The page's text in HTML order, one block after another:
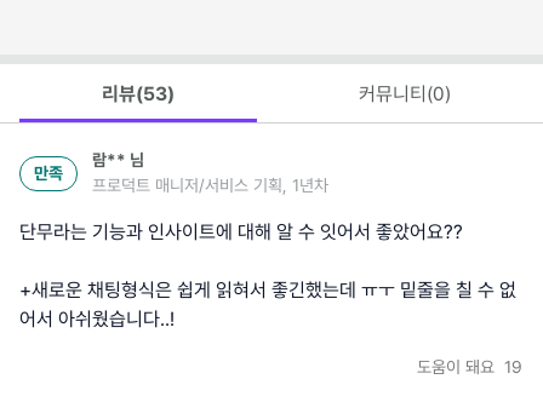
리뷰(53) 커뮤니티(0)
만족
람** 님
프로덕트 매니저/서비스 기획, 1년차
단무라는 기능과 인사이트에 대해 알 수 잇어서 좋았어요??
+새로운 채팅형식은 쉽게 읽혀서 좋긴했는데 ㅠㅜ 밑줄을 칠 수 없
어서 아쉬웠습니다..!
도움이 돼요 19